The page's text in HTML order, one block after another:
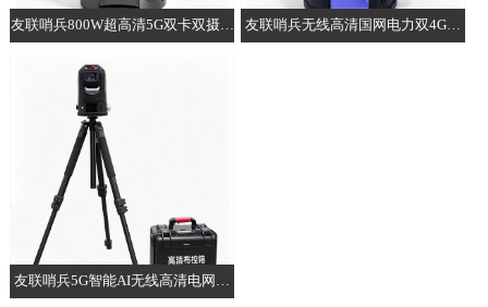
友联哨兵800W超高清5G双卡双摄AI 友联哨兵无线高清国网电力双4G智
友联哨兵5G智能AI无线高清电网电